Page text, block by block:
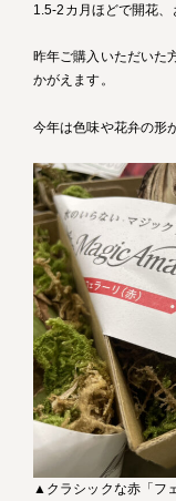
1.5-2カ月ほどで開花、
昨年ご購入いただいた
かがえます。
今年は色味や花弁の形
▲クラシックな赤「フ